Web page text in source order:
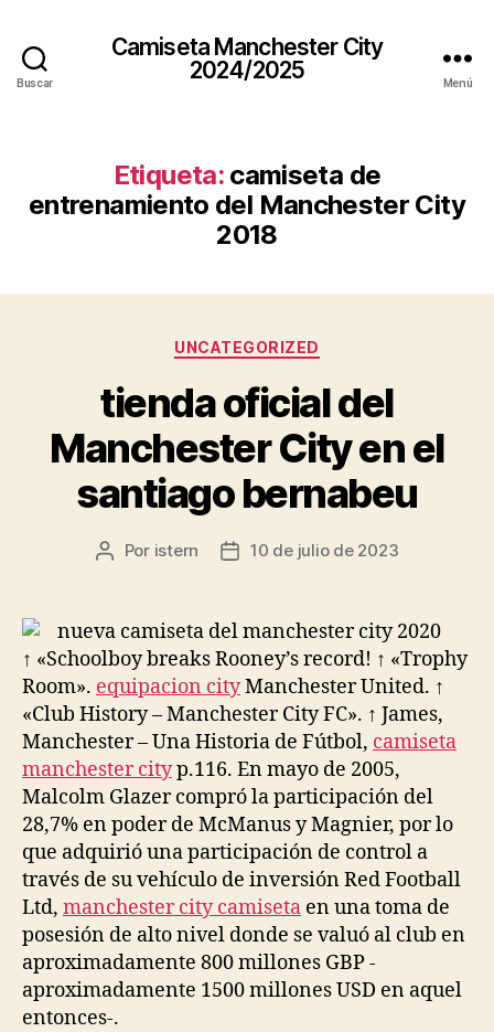
Buscar
Camiseta Manchester City
2024/2025
Menú
Etiqueta: camiseta de
entrenamiento del Manchester City
2018
Categorías
UNCATEGORIZED
tienda oficial del
Manchester City en el
santiago bernabeu
Autor
entrada
Por istern
Fecha
entrada
10 de julio de 2023
↑ «Schoolboy breaks Rooney’s record! ↑ «Trophy
Room». equipacion cityManchester United. ↑
«Club History – Manchester City FC». ↑ James,
Manchester – Una Historia de Fútbol, camiseta
manchester cityp.116. En mayo de 2005,
Malcolm Glazer compró la participación del
28,7% en poder de McManus y Magnier, por lo
que adquirió una participación de control a
través de su vehículo de inversión Red Football
Ltd, manchester city camiseta en una toma de
posesión de alto nivel donde se valuó al club en
aproximadamente 800 millones GBP -
aproximadamente 1500 millones USD en aquel
entonces-.